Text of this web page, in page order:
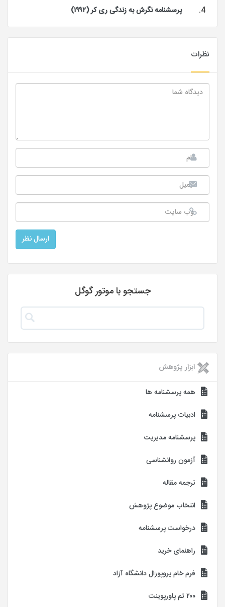
پرسشنامه نگرش به زندگی ری کر (۱۹۹۲)
نظرات
جستجو با موتور گوگل
ابزار پژوهش
همه پرسشنامه ها
ادبیات پرسشنامه
پرسشنامه مدیریت
آزمون روانشناسی
ترجمه مقاله
انتخاب موضوع پژوهش
درخواست پرسشنامه
راهنمای خرید
فرم خام پروپوزال دانشگاه آزاد
۲۰۰ تم پاورپوینت